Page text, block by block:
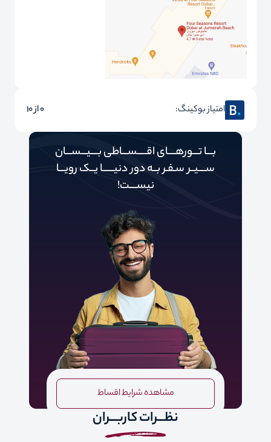
امتیاز بوکینگ: 0 از 10
بـــا تـــورهــــای اقـــــســـاطی بــــیـــســـان
ســــیــر سـفـر بــه دور‌‌‌‌ دنیـــــ‌‌ـا یــک رویـــا
نیســــت!
مشاهده شرایط اقساط
نظـــرات کاربـــران